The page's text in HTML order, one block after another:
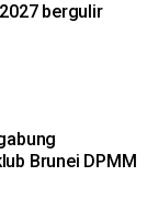
bergulir
Brunei DPMM